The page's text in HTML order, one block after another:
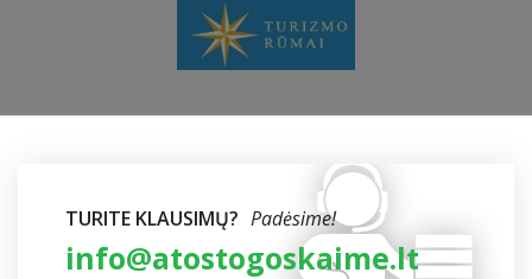
TURITE KLAUSIMŲ? Padėsime!
info@atostogoskaime.lt